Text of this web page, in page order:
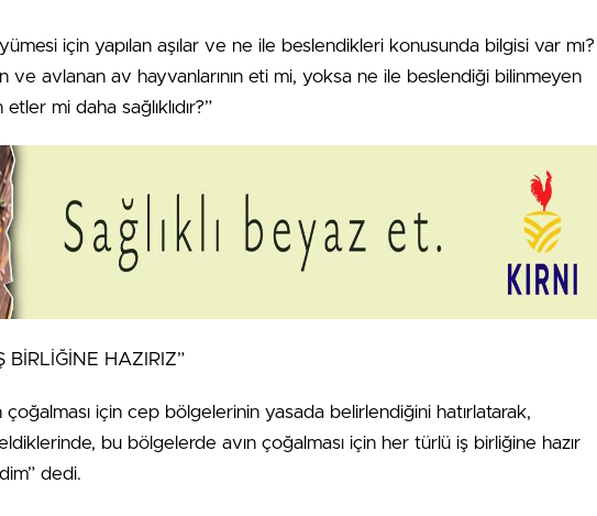
için yapılan aşılar ve ne ile beslendikleri konusunda bilgisi var mı?
ve avlanan av hayvanlarının eti mi, yoksa ne ile beslendiği bilinmeyen
mi daha sağlıklıdır?”
BİRLİĞİNE HAZIRIZ”
çoğalması için cep bölgelerinin yasada belirlendiğini hatırlatarak,
bu bölgelerde avın çoğalması için her türlü iş birliğine hazır
dedi.